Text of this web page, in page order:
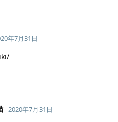
年7月31日
2020年7月31日